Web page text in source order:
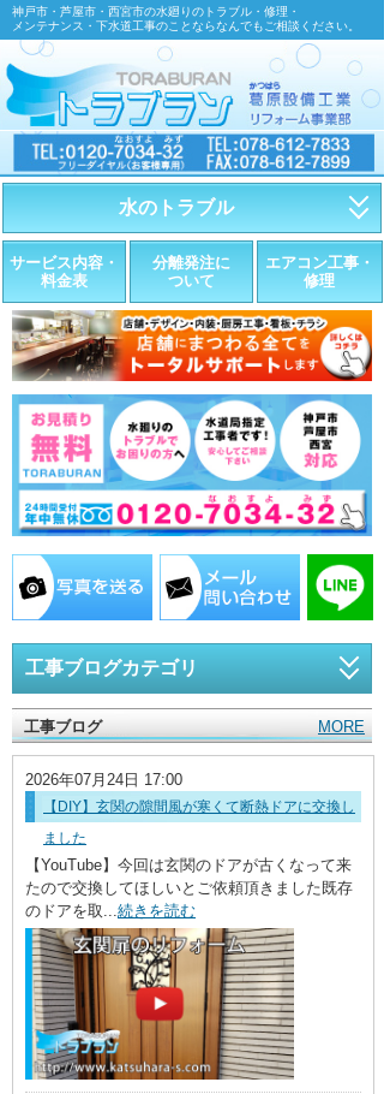
神戸市・芦屋市・西宮市の水廻りのトラブル・修理・
メンテナンス・下水道工事のことならなんでもご相談ください。
水のトラブル
・トイレが詰まったら
・トイレが漏れたら
・水道管が漏れたら
・排水が詰まったら
・悪臭調査
・水栓金具の取替え
・水廻りメンテナンス
サービス内容・
料金表
分離発注に
ついて
エアコン工事・
修理
工事ブログカテゴリ
トイレリフォーム
キッチンリフォーム
洗面所リフォーム
浴室リフォーム
内装・介護リフォーム
エアコン工事
店舗工事
防水工事
水栓金具の取替え
工事ブログ MORE
2026年07月24日 17:00
【DIY】玄関の隙間風が寒くて断熱ドアに交換し
ました
【YouTube】今回は玄関のドアが古くなって来
たので交換してほしいとご依頼頂きました既存
のドアを取...続きを読む